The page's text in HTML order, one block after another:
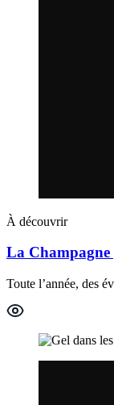
À découvrir
La Champagne
Toute l’année, des